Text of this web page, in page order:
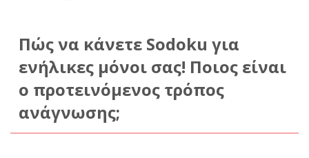
Πώς να κάνετε Sodoku για
ενήλικες μόνοι σας! Ποιος είναι
ο προτεινόμενος τρόπος
ανάγνωσης;